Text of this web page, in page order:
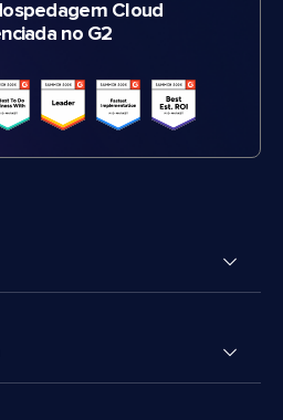
Cloud
no G2